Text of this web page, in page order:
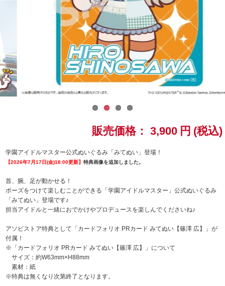
ACE COMBAT
ナムコクラシック
スサノオマジック
ラブライブ！シリーズ
ラブライブ！サンシャイン‼
ラブライブ！スーパースター!!
アイドリッシュセブン
販売価格： 3,900 円 (税込)
学園アイドルマスター公式ぬいぐるみ「みてぬい」登場！
【2026年7月17日(金)18:00更新】特典画像を追加しました。
首、腕、足が動かせる！
ポーズをつけて楽しむことができる「学園アイドルマスター」公式ぬいぐるみ
「みてぬい」登場です♪
担当アイドルと一緒におでかけやプロデュースを楽しんでくださいね♪
アソビストア特典として「カードフォリオ PRカード みてぬい【篠澤 広】」が
付属！
※「カードフォリオ PRカード みてぬい【篠澤 広】」について
サイズ：約W63mm×H88mm
素材：紙
※特典は無くなり次第終了となります。